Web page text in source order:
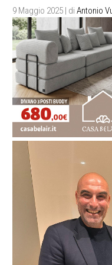
9 Maggio 2025 | di Antonio